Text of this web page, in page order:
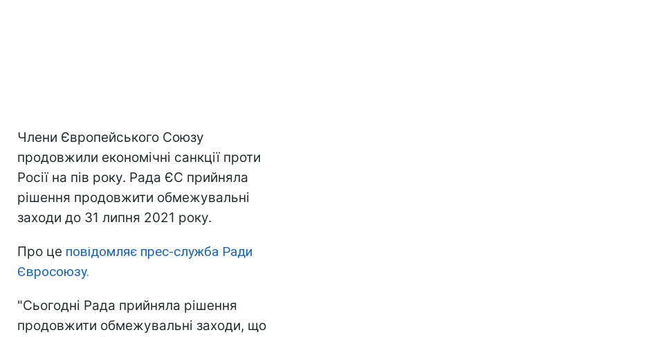
Члени Європейського Союзу
продовжили економічні санкції проти
Росії на пів року. Рада ЄС прийняла
рішення продовжити обмежувальні
заходи до 31 липня 2021 року.
Про це повідомляє прес-служба Ради
Євросоюзу.
"Сьогодні Рада прийняла рішення
продовжити обмежувальні заходи, що